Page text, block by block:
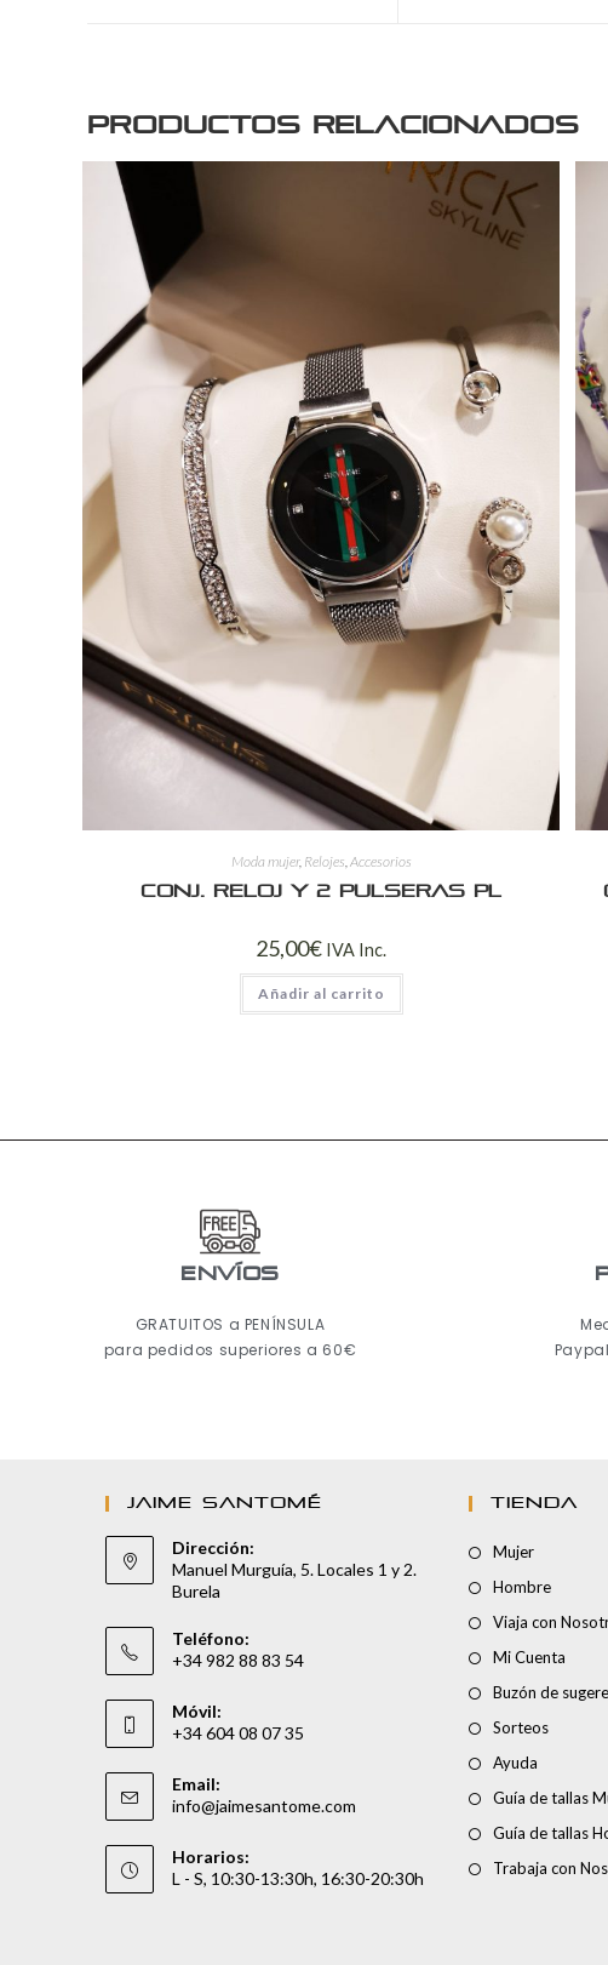
Productos relacionados
Moda mujer, Relojes Accesorios
Conj. reloj y 2 pulseras PL
25,00€ IVA Inc.
Añadir al carrito
ENVÍOS
GRATUITOS a PENÍNSULA
para pedidos superiores a 60€
JAIME SANTOMÉ
Dirección:
Manuel Murguía, 5. Locales 1 y 2.
Burela
Teléfono:
+34 982 88 83 54
Móvil:
+34 604 08 07 35
Email:
info@jaimesantome.com
Horarios:
L - S, 10:30-13:30h, 16:30-20:30h
TIENDA
Mujer
Hombre
Viaja con
Mi Cuenta
Buzón de
Sorteos
Ayuda
Guía de tallas
Guía de tallas
Trabaja con